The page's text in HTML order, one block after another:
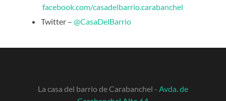
facebook.com/casadelbarrio.carabanchel
Twitter –@CasaDelBarrio
La casa del barrio de Carabanchel - Avda. de